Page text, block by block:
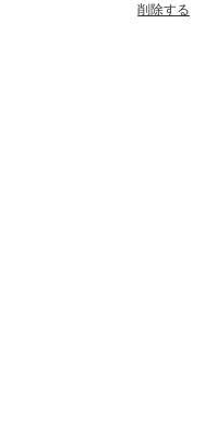
削除する